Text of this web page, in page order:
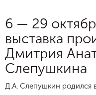
6 — 29
выставка
Дмитрия
Слепушкина
Д.А. Слепушкин родился